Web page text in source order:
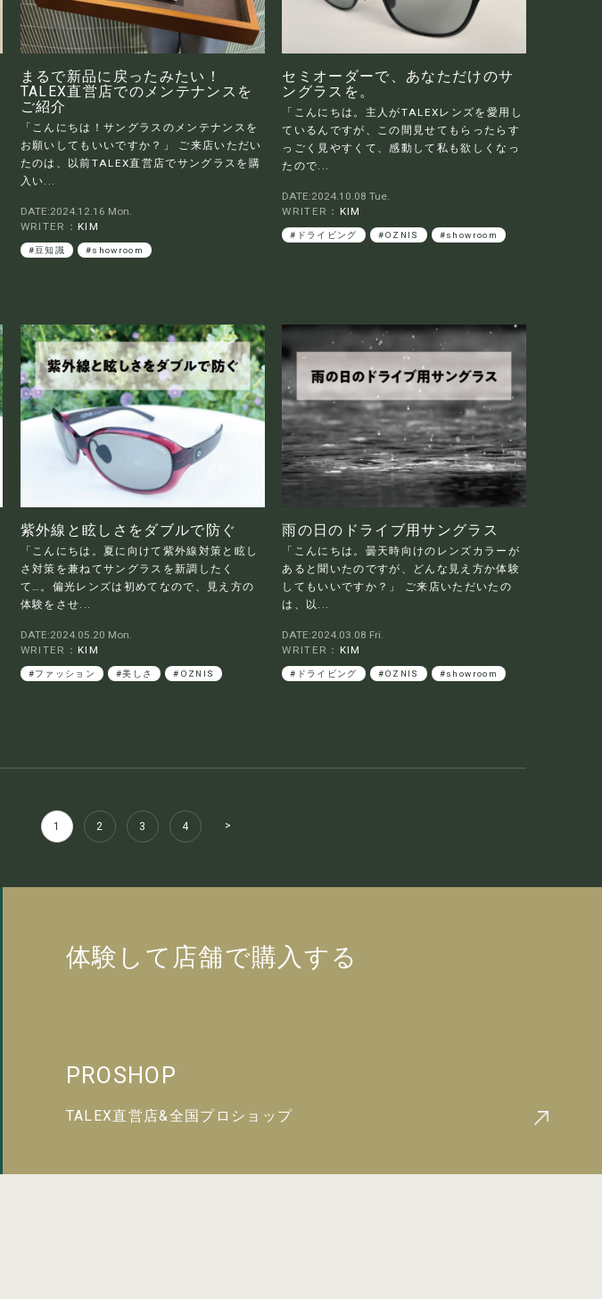
まるで新品に戻ったみたい！
TALEX直営店でのメンテナンスを
ご紹介
「こんにちは！サングラスのメンテナンスを
お願いしてもいいですか？」 ご来店いただい
たのは、以前TALEX直営店でサングラスを購
入い...
DATE:2024.12.16 Mon.
WRITER： KIM
#豆知識 #showroom
セミオーダーで、あなただけのサ
ングラスを。
「こんにちは。主人がTALEXレンズを愛用し
ているんですが、この間見せてもらったらす
っごく見やすくて、感動して私も欲しくなっ
たので...
DATE:2024.10.08 Tue.
WRITER： KIM
#ドライビング #OZNIS #showroom
紫外線と眩しさをダブルで防ぐ
「こんにちは。夏に向けて紫外線対策と眩し
さ対策を兼ねてサングラスを新調したく
て…。偏光レンズは初めてなので、見え方の
体験をさせ...
DATE:2024.05.20 Mon.
WRITER： KIM
#ファッション #美しさ #OZNIS
雨の日のドライブ用サングラス
「こんにちは。曇天時向けのレンズカラーが
あると聞いたのですが、どんな見え方か体験
してもいいですか？」 ご来店いただいたの
は、以...
DATE:2024.03.08 Fri.
WRITER： KIM
#ドライビング #OZNIS #showroom
1 2 3 4 >
体験して店舗で購入する
PROSHOP
TALEX直営店&全国プロショップ